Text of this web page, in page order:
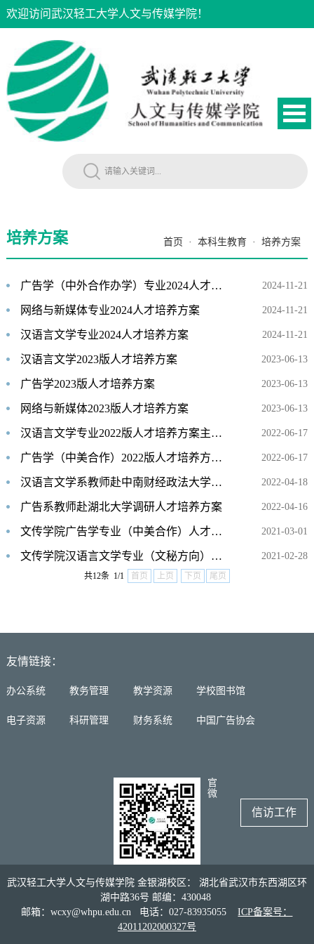
欢迎访问武汉轻工大学人文与传媒学院！
培养方案 首页 · 本科生教育 · 培养方案
广告学（中外合作办学）专业2024人才培养方案 2024-11-21
网络与新媒体专业2024人才培养方案 2024-11-21
汉语言文学专业2024人才培养方案 2024-11-21
汉语言文学2023版人才培养方案 2023-06-13
广告学2023版人才培养方案 2023-06-13
网络与新媒体2023版人才培养方案 2023-06-13
汉语言文学专业2022版人才培养方案主要课程 2022-06-17
广告学（中美合作）2022版人才培养方案主要课程 2022-06-17
汉语言文学系教师赴中南财经政法大学调研人才培养方案 2022-04-18
广告系教师赴湖北大学调研人才培养方案 2022-04-16
文传学院广告学专业（中美合作）人才培养方案（2020版本） 2021-03-01
文传学院汉语言文学专业（文秘方向）人才培养方案 2021-02-28
共12条 1/1 首页 上页 下页 尾页
友情链接：
办公系统 教务管理 教学资源 学校图书馆
电子资源 科研管理 财务系统 中国广告协会
信访工作
官
微
武汉轻工大学人文与传媒学院 金银湖校区： 湖北省武汉市东西湖区环
湖中路36号 邮编：430048
邮箱：wcxy@whpu.edu.cn 电话：027-83935055ICP备案号：
42011202000327号